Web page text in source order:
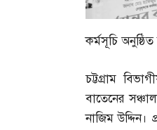
কর্মসূচি
চট্টগ্রাম
বাতেনের
নাজিম উদ্দিন।